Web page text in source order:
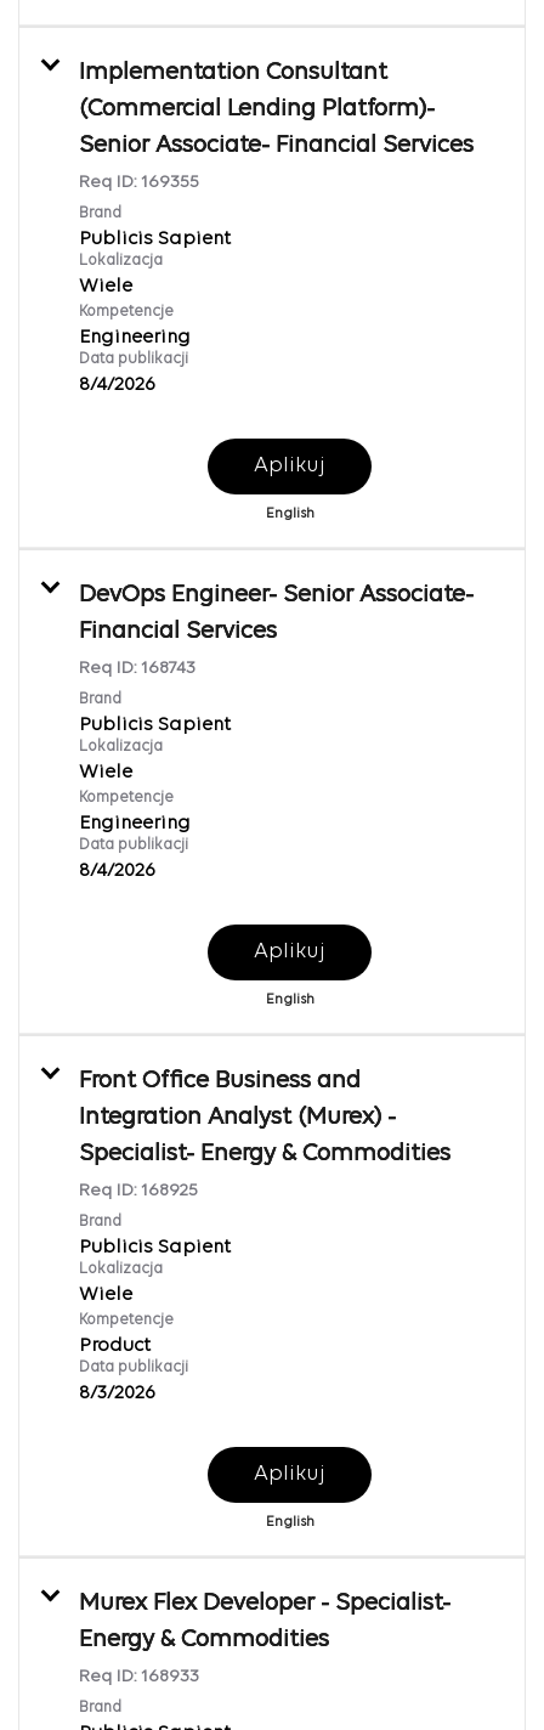
Implementation Consultant
(Commercial Lending Platform)-
Senior Associate- Financial Services
Req ID: 169355
Brand
Publicis Sapient
Lokalizacja
Wiele
Kompetencje
Engineering
Data publikacji
8/4/2026
Aplikuj
English
DevOps Engineer- Senior Associate-
Financial Services
Req ID: 168743
Brand
Publicis Sapient
Lokalizacja
Wiele
Kompetencje
Engineering
Data publikacji
8/4/2026
Aplikuj
English
Front Office Business and
Integration Analyst (Murex) -
Specialist- Energy & Commodities
Req ID: 168925
Brand
Publicis Sapient
Lokalizacja
Wiele
Kompetencje
Product
Data publikacji
8/3/2026
Aplikuj
English
Murex Flex Developer - Specialist-
Energy & Commodities
Req ID: 168933
Brand